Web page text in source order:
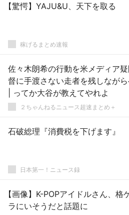
【驚愕】YAJU&U、天下を取る
稼げるまとめ速報
佐々木朗希の行動を米メディア
督に手渡さない走者を残しなが
| ってか大谷が教えてやれよ
２ちゃんねるニュース超速まとめ＋
石破総理『消費税を下げます』
日本第一！ニュース録
【画像】K-POPアイドルさん、格
ラにいそうだと話題に